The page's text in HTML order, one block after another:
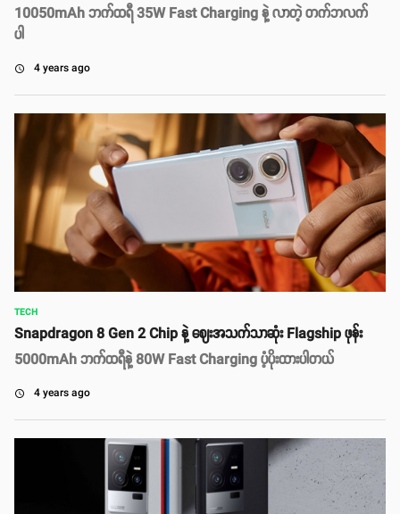
10050mAh ဘက်ထရီ 35W Fast Charging နဲ့ လာတဲ့ တက်ဘလက်
ပါ
access_time 4 years ago
TECH
Snapdragon 8 Gen 2 Chip နဲ့ ဈေးအသက်သာဆုံး Flagship ဖုန်း
5000mAh ဘက်ထရီနဲ့ 80W Fast Charging ပံ့ပိုးထားပါတယ်
access_time 4 years ago